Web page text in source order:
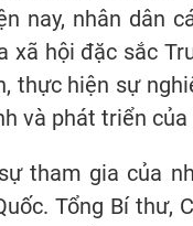
nay, nhân dân
hội đặc sắc
thực hiện sự
và phát triển
tham gia của
Tổng Bí thư,